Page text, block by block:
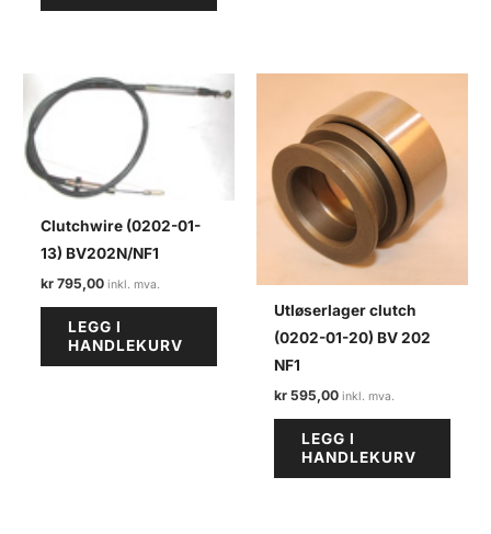
Clutchwire (0202-01-
13) BV202N/NF1
kr 795,00
LEGG I
HANDLEKURV
Utløserlager clutch
(0202-01-20) BV 202
NF1
kr 595,00
LEGG I
HANDLEKURV